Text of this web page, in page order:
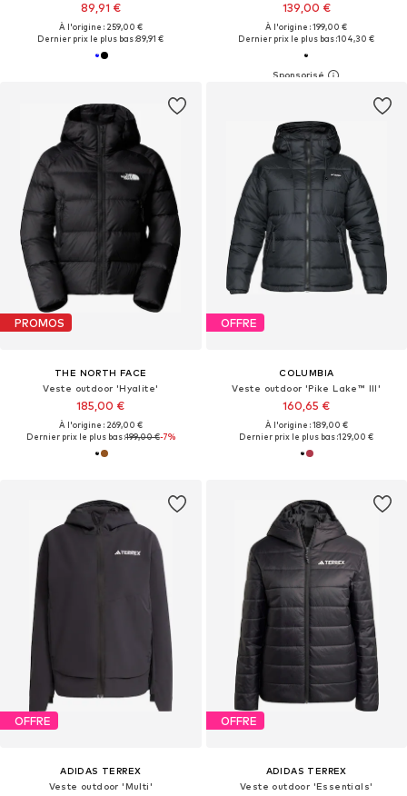
89,91 €
À l'origine : 259,00 €
Dernier prix le plus bas :89,91 €
139,00 €
À l'origine : 199,00 €
Dernier prix le plus bas :104,30 €
PROMOS
THE NORTH FACE
Veste outdoor 'Hyalite'
185,00 €
À l'origine : 269,00 €
Dernier prix le plus bas :199,00 €-7%
OFFRE
COLUMBIA
Veste outdoor 'Pike Lake™ III'
160,65 €
À l'origine : 189,00 €
Dernier prix le plus bas :129,00 €
OFFRE
ADIDAS TERREX
Veste outdoor 'Multi'
OFFRE
ADIDAS TERREX
Veste outdoor 'Essentials'